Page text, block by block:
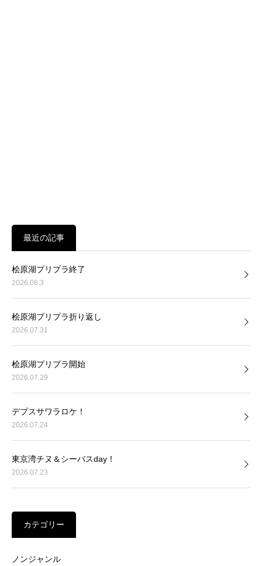
最近の記事
桧原湖プリプラ終了
2026.08.3
桧原湖プリプラ折り返し
2026.07.31
桧原湖プリプラ開始
2026.07.29
デプスサワラロケ！
2026.07.24
東京湾チヌ＆シーバスday！
2026.07.23
カテゴリー
ノンジャンル